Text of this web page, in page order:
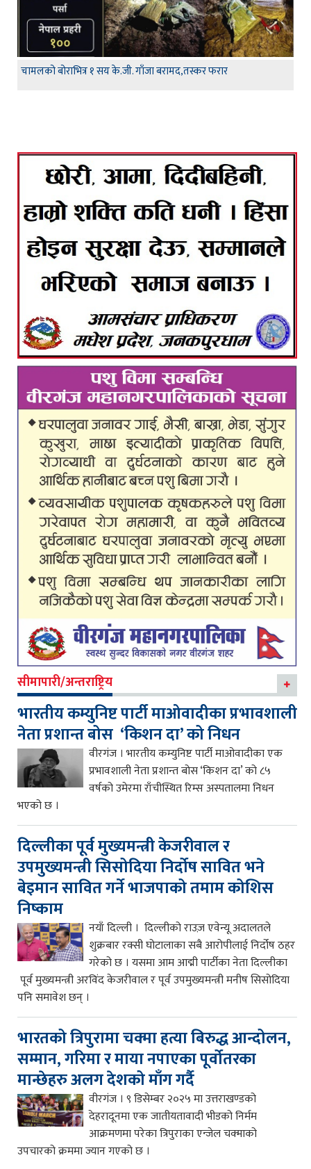
चामलको बोराभित्र १ सय के.जी. गाँजा बरामद,तस्कर फरार
सीमापारी/अन्तराष्ट्रिय
भारतीय कम्युनिष्ट पार्टी माओवादीका प्रभावशाली
नेता प्रशान्त बोस ‘किशन दा’ को निधन
वीरगंज । भारतीय कम्युनिष्ट पार्टी माओवादीका एक
प्रभावशाली नेता प्रशान्त बोस ‘किशन दा’ को ८५
वर्षको उमेरमा राँचीस्थित रिम्स अस्पतालमा निधन
भएको छ ।
दिल्लीका पूर्व मुख्यमन्त्री केजरीवाल र
उपमुख्यमन्त्री सिसोदिया निर्दोष सावित भने
बेइमान सावित गर्ने भाजपाको तमाम कोशिस
निष्काम
नयाँ दिल्ली । दिल्लीको राउज़ एवेन्यू अदालतले
शुक्रबार रक्सी घोटालाका सबै आरोपीलाई निर्दोष ठहर
गरेको छ । यसमा आम आद्मी पार्टीका नेता दिल्लीका
पूर्व मुख्यमन्त्री अरविंद केजरीवाल र पूर्व उपमुख्यमन्त्री मनीष सिसोदिया
पनि समावेश छन् ।
भारतको त्रिपुरामा चक्मा हत्या बिरुद्ध आन्दोलन,
सम्मान, गरिमा र माया नपाएका पूर्वोतरका
मान्छेहरु अलग देशको माँग गर्दै
वीरगंज । ९ डिसेम्बर २०२५ मा उत्तराखण्डको
देहरादूनमा एक जातीयतावादी भीडको निर्मम
आक्रमणमा परेका त्रिपुराका एन्जेल चक्माको
उपचारको क्रममा ज्यान गएको छ ।